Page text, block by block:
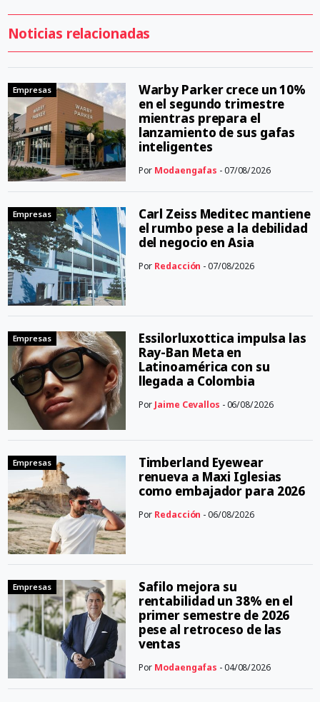
Noticias relacionadas
Empresas
Warby Parker crece un 10%
en el segundo trimestre
mientras prepara el
lanzamiento de sus gafas
inteligentes
Por Modaengafas - 07/08/2026
Empresas
Carl Zeiss Meditec mantiene
el rumbo pese a la debilidad
del negocio en Asia
Por Redacción - 07/08/2026
Empresas
Essilorluxottica impulsa las
Ray-Ban Meta en
Latinoamérica con su
llegada a Colombia
Por Jaime Cevallos - 06/08/2026
Empresas
Timberland Eyewear
renueva a Maxi Iglesias
como embajador para 2026
Por Redacción - 06/08/2026
Empresas
Safilo mejora su
rentabilidad un 38% en el
primer semestre de 2026
pese al retroceso de las
ventas
Por Modaengafas - 04/08/2026